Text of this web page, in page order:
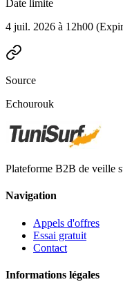
Date limite
4 juil. 2026 à 12h00
Source
Echourouk
Plateforme B2B de veille
Navigation
Appels d'offres
Essai gratuit
Contact
Informations légales